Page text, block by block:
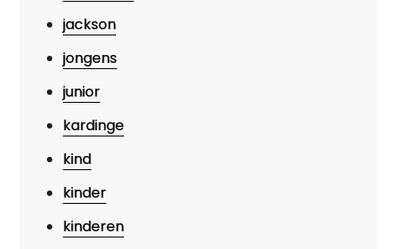
jackson
jongens
junior
kardinge
kind
kinder
kinderen